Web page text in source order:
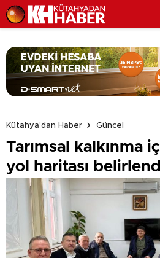
Kütahya'dan Haber
Güncel
Tarımsal kalkınma
yol haritası